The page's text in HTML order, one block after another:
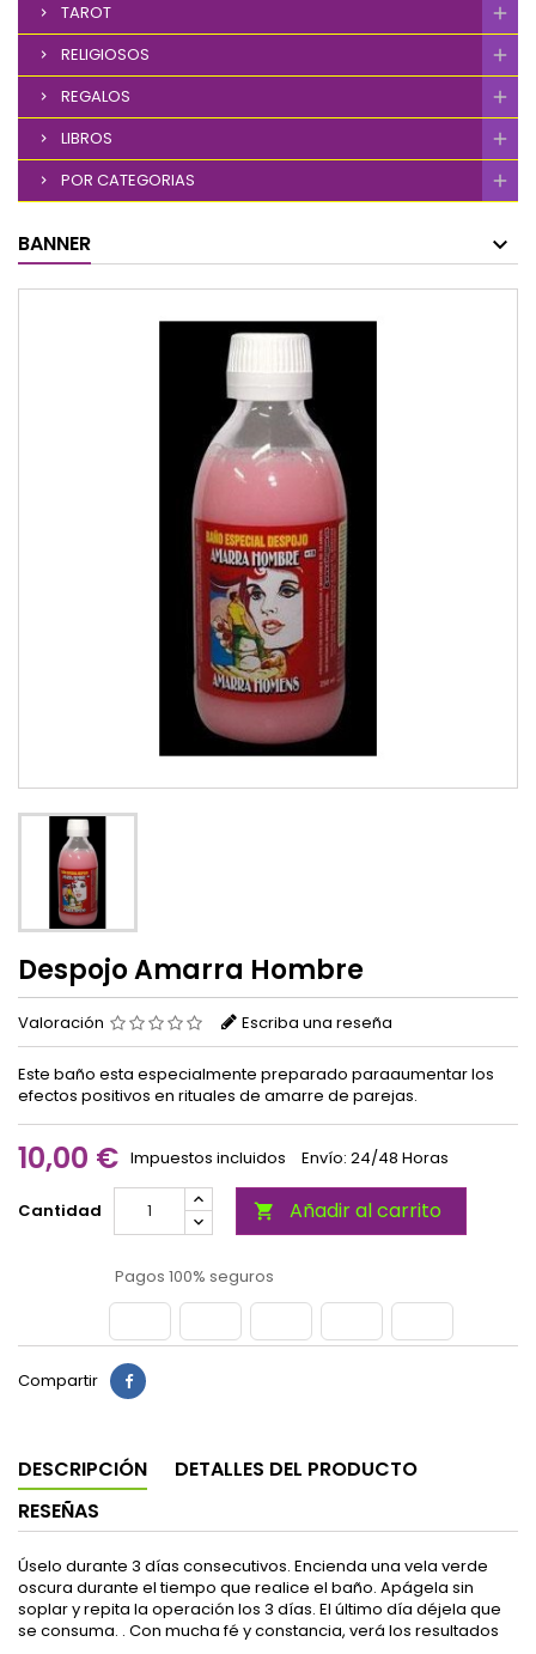
TAROT
RELIGIOSOS
REGALOS
LIBROS
POR CATEGORIAS
BANNER
Despojo Amarra Hombre
Valoración Escriba una reseña
Este baño esta especialmente preparado paraaumentar los
efectos positivos en rituales de amarre de parejas.
10,00 € Impuestos incluidos Envío: 24/48 Horas
Cantidad  Añadir al carrito
Pagos 100% seguros
Compartir
DESCRIPCIÓN
DETALLES DEL PRODUCTO
RESEÑAS
Úselo durante 3 días consecutivos. Encienda una vela verde
oscura durante el tiempo que realice el baño. Apágela sin
soplar y repita la operación los 3 días. El último día déjela que
se consuma. . Con mucha fé y constancia, verá los resultados